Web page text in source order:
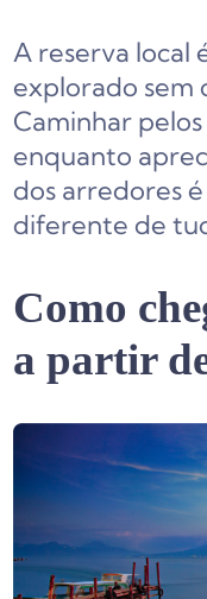
A reserva local
explorado sem
Caminhar
enquanto
dos arredores
diferente de
Como
a partir